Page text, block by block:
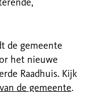
de gemeente
het nieuwe
Raadhuis. Kijk
de gemeente.